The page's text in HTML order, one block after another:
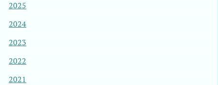
2025
2024
2023
2022
2021